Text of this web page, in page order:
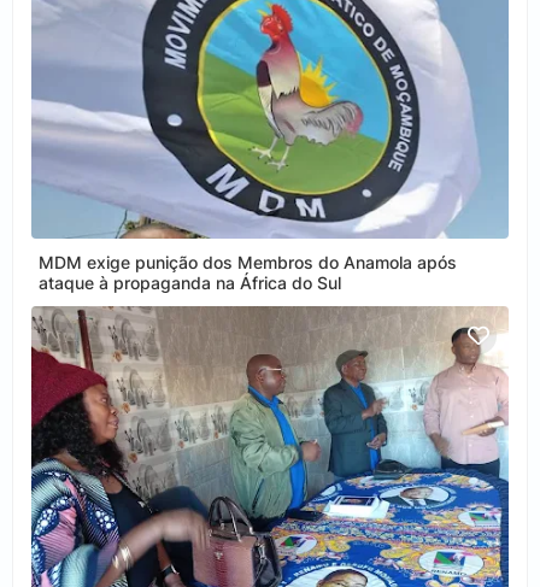
MDM exige punição dos Membros do Anamola após
ataque à propaganda na África do Sul